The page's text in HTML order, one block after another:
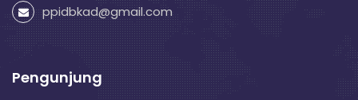
ppidbkad@gmail.com
Pengunjung